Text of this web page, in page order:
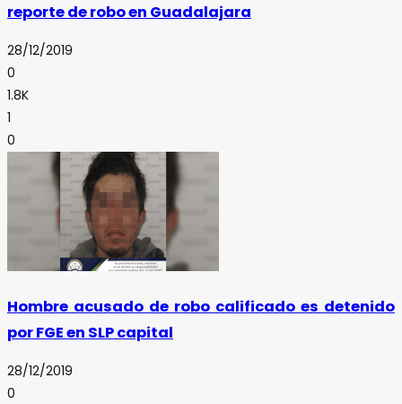
reporte de robo en Guadalajara
28/12/2019
0
1.8K
1
0
Hombre acusado de robo calificado es detenido
por FGE en SLP capital
28/12/2019
0